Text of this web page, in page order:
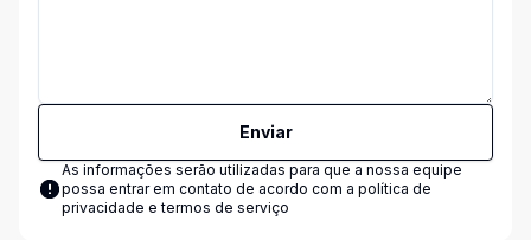
Enviar
As informações serão utilizadas para que a nossa equipe
possa entrar em contato de acordo com a política de
privacidade e termos de serviço